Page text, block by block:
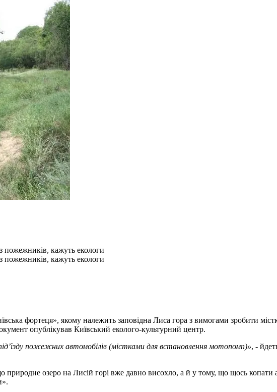
пожежників, кажуть екологи
пожежників, кажуть екологи
фортеця», якому належить заповідна Лиса гора з вимогами зробити
опублікував Київський еколого-культурний центр.
пожежних автомобілів (містками для встановлення мотопомп)», -
озеро на Лисій горі вже давно висохло, а й у тому, що щось копати